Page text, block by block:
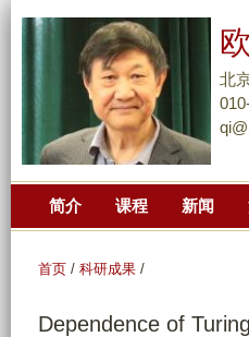
北
简介 课程 新闻
首页 / 科研成果 /
Dependence of